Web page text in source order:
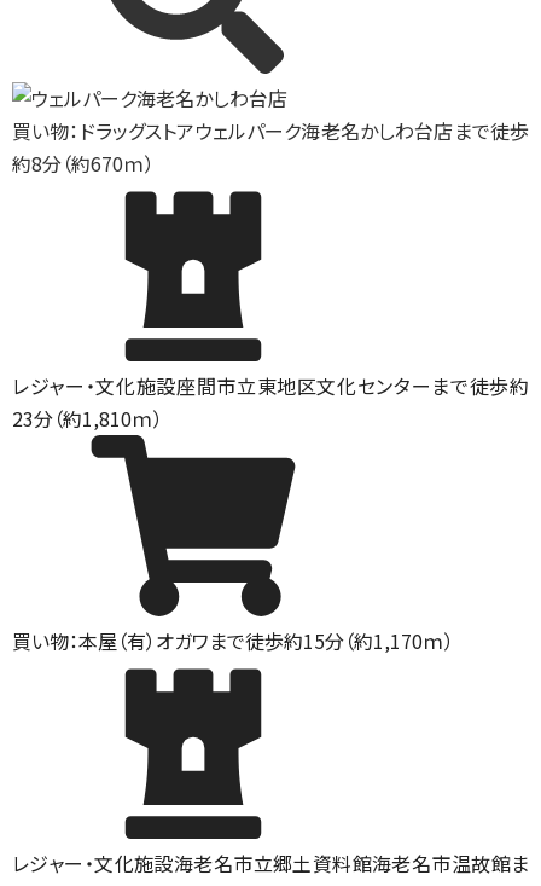
買い物：ドラッグストアウェルパーク海老名かしわ台店まで徒歩
約8分（約670ｍ）
レジャー・文化施設座間市立東地区文化センターまで徒歩約
23分（約1,810ｍ）
買い物：本屋 （有）オガワまで徒歩約15分（約1,170ｍ）
レジャー・文化施設海老名市立郷土資料館海老名市温故館ま